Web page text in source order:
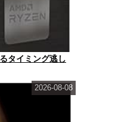
タイミング逃し
2026-08-08